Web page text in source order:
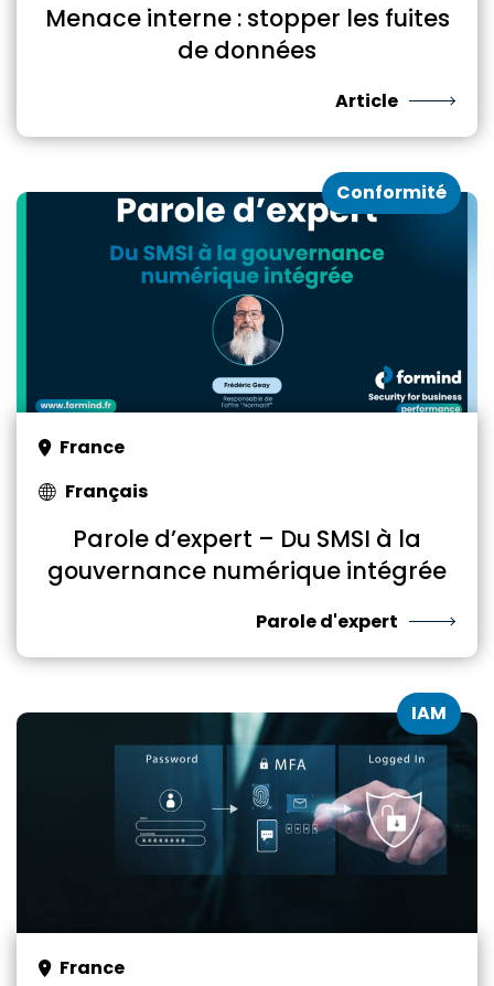
Menace interne : stopper les fuites
de données
Article
Conformité
France
Français
Parole d’expert – Du SMSI à la
gouvernance numérique intégrée
Parole d'expert
IAM
France